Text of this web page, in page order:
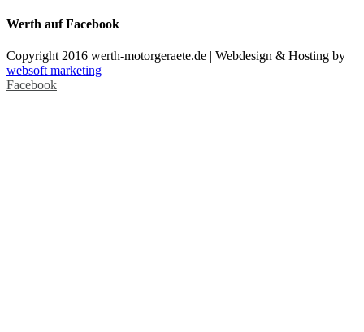
Werth auf Facebook
Copyright 2016 werth-motorgeraete.de | Webdesign & Hosting by
websoft marketing
Facebook